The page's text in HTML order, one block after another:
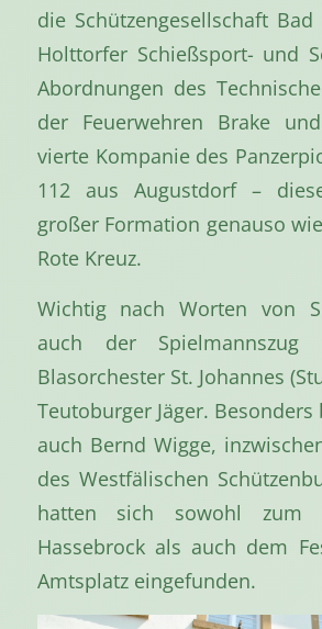
die Schützengesellschaft
Holttorfer Schießsport- und
Abordnungen des
der Feuerwehren Brake
vierte Kompanie des
112 aus Augustdorf –
großer Formation genauso
Rote Kreuz.
Wichtig nach Worten von
auch der Spielmannszug
Blasorchester St. Johannes
Teutoburger Jäger.
auch Bernd Wigge,
des Westfälischen
hatten sich sowohl zum
Hassebrock als auch dem
Amtsplatz eingefunden.